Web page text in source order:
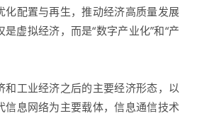
化配置与再生，推动经济高质量发展
是虚拟经济，而是“数字产业化”和“产
和工业经济之后的主要经济形态‌，以
信息网络为主要载体，信息通信技术